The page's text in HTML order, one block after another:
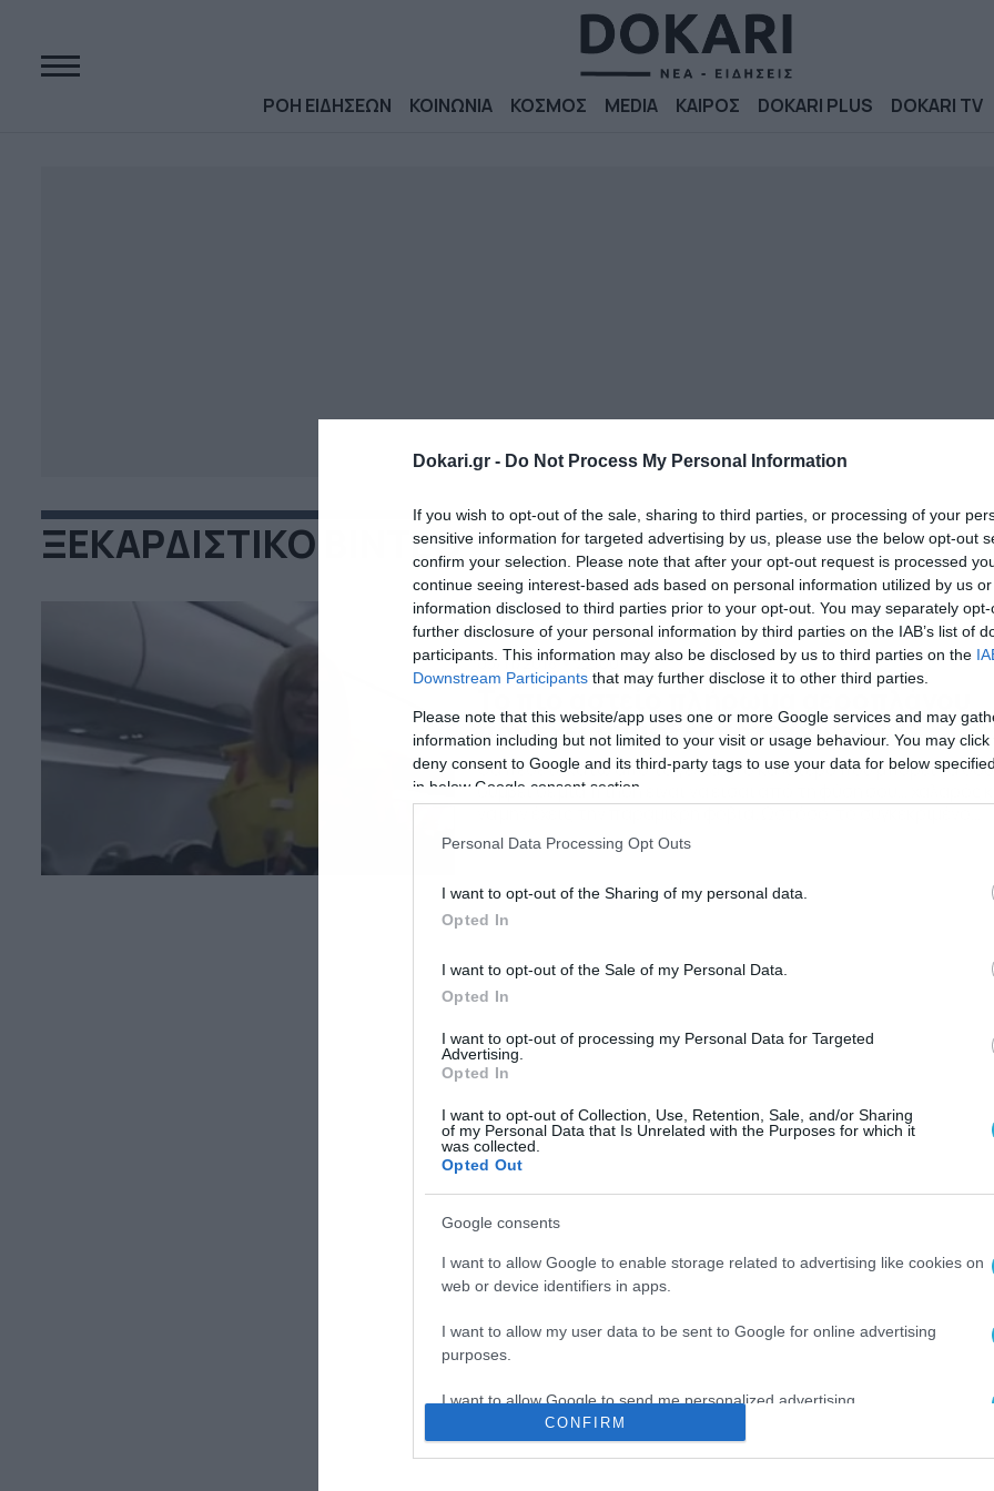
Dokari.gr - Do Not Process My Personal Information
If you wish to opt-out of the sale, sharing to third parties, or processing of your
sensitive information for targeted advertising by us, please use the below opt-out
confirm your selection. Please note that after your opt-out request is processed
continue seeing interest-based ads based on personal information utilized by us
information disclosed to third parties prior to your opt-out. You may separately
further disclosure of your personal information by third parties on the IAB’s list of
participants. This information may also be disclosed by us to third parties on the
Downstream Participants that may further disclose it to other third parties.
Please note that this website/app uses one or more Google services and may
information including but not limited to your visit or usage behaviour. You may
deny consent to Google and its third-party tags to use your data for below
in below Google consent section.
Personal Data Processing Opt Outs
I want to opt-out of the Sharing of my personal data.
Opted In
I want to opt-out of the Sale of my Personal Data.
Opted In
I want to opt-out of processing my Personal Data for Targeted
Advertising.
Opted In
I want to opt-out of Collection, Use, Retention, Sale, and/or Sharing
of my Personal Data that Is Unrelated with the Purposes for which it
was collected.
Opted Out
Google consents
I want to allow Google to enable storage related to advertising like cookies on
web or device identifiers in apps.
I want to allow my user data to be sent to Google for online advertising
purposes.
I want to allow Google to send me personalized advertising.
CONFIRM
ΡΟΗ ΕΙΔΗΣΕΩΝ ΚΟΙΝΩΝΙΑ ΚΟΣΜΟΣ MEDIA ΚΑΙΡΟΣ DOKARI PLUS DOKARI TV
ΞΕΚΑΡΔΙΣΤΙΚΟ ΒΙΝΤΕΟ
05/11/2018 22:00
Το πιο αστείο πλήρωμα αεροπλάνου
που έχει υπάρξει ποτέ (video)
Θα πέσετε κάτω από τα γέλια… Το καλύτερο που μπορεί να σου
συμβεί σε μια πτήση είναι να είσαι από τη φύση σου… χαλαρός
πλήρωμα φροντίζει και γι’ αυτούς που μπορεί να αγχώνονται
κάπως παραπάνω. Μετά από λίγη ώρα όλο το αεροπλάνο γελάει